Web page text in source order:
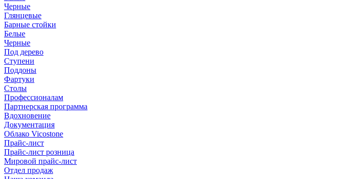
Черные
Глянцевые
Барные стойки
Белые
Черные
Под дерево
Ступени
Поддоны
Фартуки
Столы
Профессионалам
Партнерская программа
Вдохновение
Документация
Облако Vicostone
Прайс-лист
Прайс-лист розница
Мировой прайс-лист
Отдел продаж